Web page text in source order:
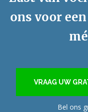
ons voor
VRAAG UW
Bel ons